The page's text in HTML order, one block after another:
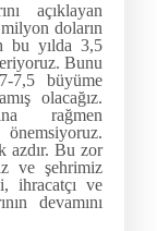
açıklayan
doların
bu yılda 3,5
Bunu
7,5 büyüme
olacağız.
rağmen
azdır. Bu zor
ve şehrimiz
ihracatçı ve
devamını